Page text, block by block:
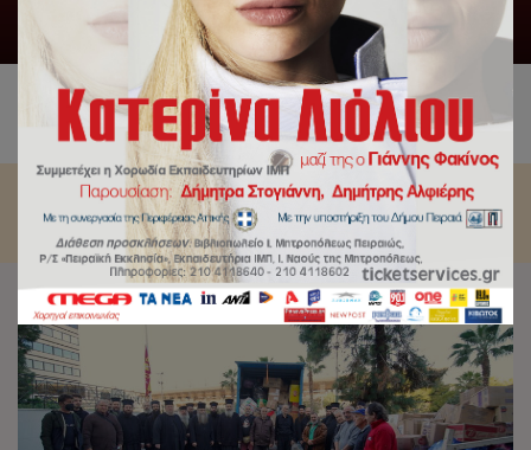
Αρχική Δελτία Τύπου
Αποστολή 15 τόνων
ανθρωπιστικής βοήθειας από την Ιερά Μητρόπολη Πειραιώς
για τους σεισμόπληκτους σε Συρία και Τουρκία.